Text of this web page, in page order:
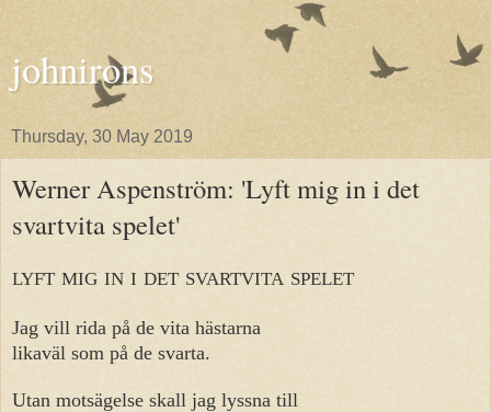
johnirons
Thursday, 30 May 2019
Werner Aspenström: 'Lyft mig in i det
svartvita spelet'
lyft mig in i det svartvita spelet
Jag vill rida på de vita hästarna
likaväl som på de svarta.
Utan motsägelse skall jag lyssna till